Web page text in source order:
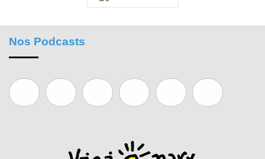
Nos Podcasts